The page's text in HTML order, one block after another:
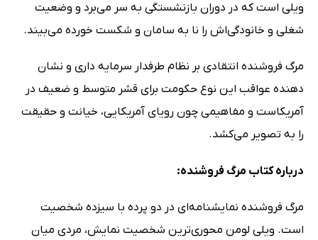
ویلی است که در دوران بازنشستگی به سر می‌برد و وضعیت
شغلی و خانودگی‌اش را نا به سامان و شکست خورده می‌بیند.
مرگ فروشنده انتقادی بر نظام طرفدار سرمایه داری و نشان
دهنده عواقب این نوع حکومت برای قشر متوسط و ضعیف در
آمریکاست و مفاهیمی چون رویای آمریکایی، خیانت و حقیقت
را به تصویر می‌کشد.
درباره کتاب مرگ فروشنده:
مرگ فروشنده نمایشنامه‌ای در دو پرده با سیزده شخصیت
است. ویلی لومن محوری‌ترین شخصیت نمایش، مردی میان